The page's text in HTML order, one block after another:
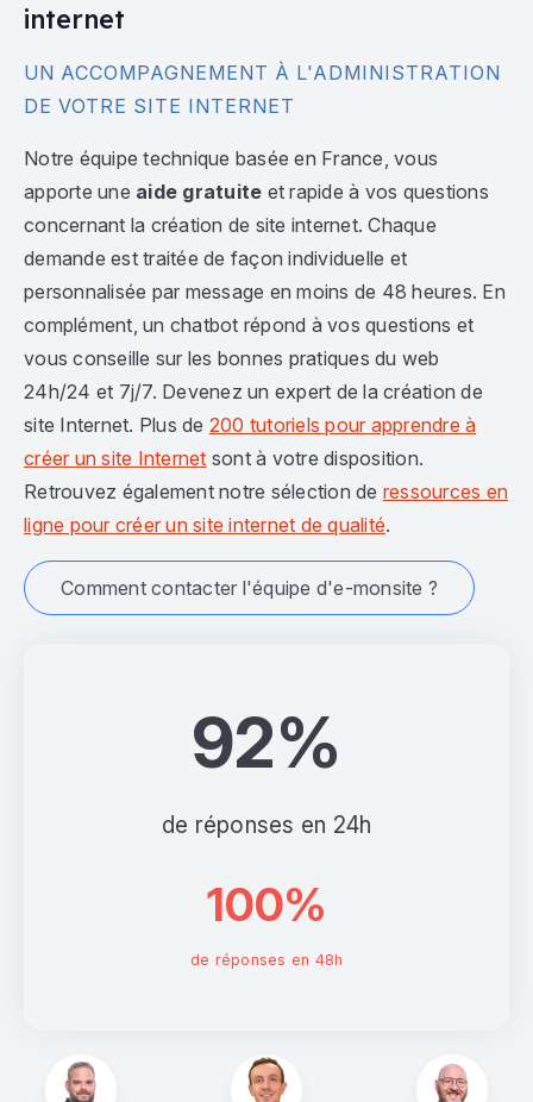
92%
de réponses en 24h
100%
de réponses en 48h
internet
UN ACCOMPAGNEMENT À L'ADMINISTRATION
DE VOTRE SITE INTERNET
Notre équipe technique basée en France, vous
apporte une aide gratuite et rapide à vos questions
concernant la création de site internet. Chaque
demande est traitée de façon individuelle et
personnalisée par message en moins de 48 heures. En
complément, un chatbot répond à vos questions et
vous conseille sur les bonnes pratiques du web
24h/24 et 7j/7. Devenez un expert de la création de
site Internet. Plus de 200 tutoriels pour apprendre à
créer un site Internet sont à votre disposition.
Retrouvez également notre sélection de ressources en
ligne pour créer un site internet de qualité.
Comment contacter l'équipe d'e-monsite ?